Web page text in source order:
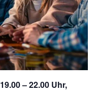
– 22.00 Uhr,